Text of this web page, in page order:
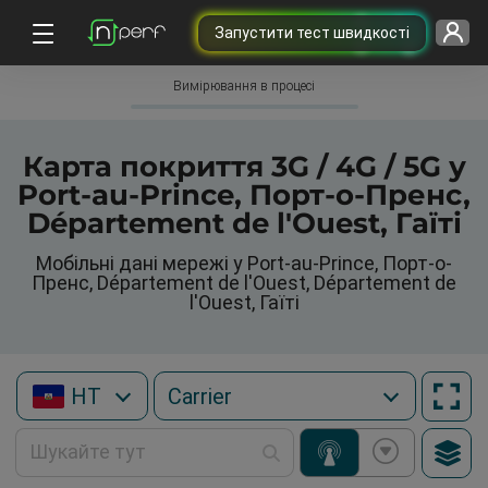
Запустити тест швидкості
Вимірювання в процесі
Карта покриття 3G / 4G / 5G у
Port-au-Prince, Порт-о-Пренс,
Département de l'Ouest, Гаїті
Мобільні дані мережі у Port-au-Prince, Порт-о-
Пренс, Département de l'Ouest, Département de
l'Ouest, Гаїті
HT